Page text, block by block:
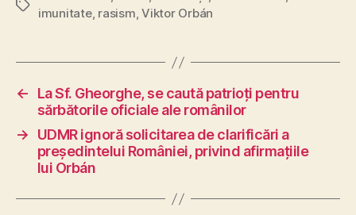
Tags
imunitate, rasism,Viktor Orbán
←
La Sf. Gheorghe, se caută patrioți pentru
sărbătorile oficiale ale românilor
→
UDMR ignoră solicitarea de clarificări a
președintelui României, privind afirmațiile
lui Orbán